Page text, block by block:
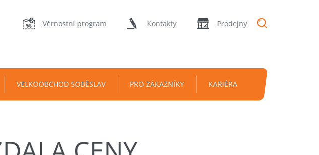
Věrnostní program Kontakty Prodejny
VELKOOBCHOD SOBĚSLAV PRO ZÁKAZNÍKY KARIÉRA